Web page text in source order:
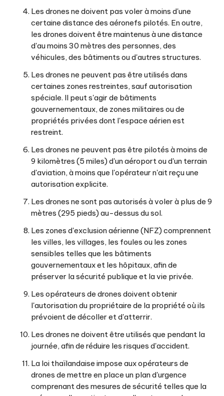
Les drones ne doivent pas voler à moins d'une
certaine distance des aéronefs pilotés. En outre,
les drones doivent être maintenus à une distance
d'au moins 30 mètres des personnes, des
véhicules, des bâtiments ou d'autres structures.
Les drones ne peuvent pas être utilisés dans
certaines zones restreintes, sauf autorisation
spéciale. Il peut s'agir de bâtiments
gouvernementaux, de zones militaires ou de
propriétés privées dont l'espace aérien est
restreint.
Les drones ne peuvent pas être pilotés à moins de
9 kilomètres (5 miles) d'un aéroport ou d'un terrain
d'aviation, à moins que l'opérateur n'ait reçu une
autorisation explicite.
Les drones ne sont pas autorisés à voler à plus de 9
mètres (295 pieds) au-dessus du sol.
Les zones d'exclusion aérienne (NFZ) comprennent
les villes, les villages, les foules ou les zones
sensibles telles que les bâtiments
gouvernementaux et les hôpitaux, afin de
préserver la sécurité publique et la vie privée.
Les opérateurs de drones doivent obtenir
l'autorisation du propriétaire de la propriété où ils
prévoient de décoller et d'atterrir.
Les drones ne doivent être utilisés que pendant la
journée, afin de réduire les risques d'accident.
La loi thaïlandaise impose aux opérateurs de
drones de mettre en place un plan d'urgence
comprenant des mesures de sécurité telles que la